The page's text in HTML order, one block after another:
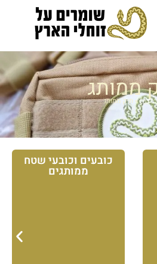
ממותגהבית» תיק ממותג
כובעים וכובעי שטח
ממותגים